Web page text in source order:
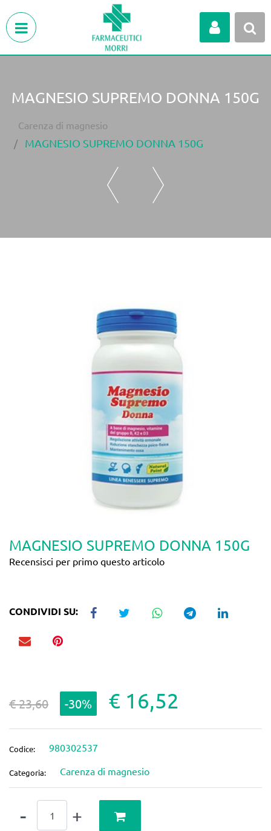
MAGNESIO SUPREMO DONNA 150G
Carenza di magnesio
MAGNESIO SUPREMO DONNA 150G
MAGNESIO SUPREMO DONNA 150G
Recensisci per primo questo articolo
CONDIVIDI SU:
€ 23,60 -30% € 16,52
Codice: 980302537
Categoria: Carenza di magnesio